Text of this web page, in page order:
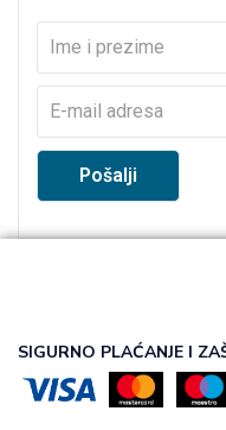
SIGURNO PLAĆANJE I